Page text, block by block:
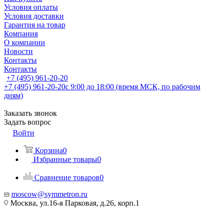
Условия оплаты
Условия доставки
Гарантия на товар
Компания
О компании
Новости
Контакты
Контакты
+7 (495) 961-20-20
+7 (495) 961-20-20с 9:00 до 18:00 (время МСК, по рабочим
дням)
Заказать звонок
Задать вопрос
Войти
Корзина0
Избранные товары0
Сравнение товаров0
moscow@symmetron.ru
Москва, ул.16-я Парковая, д.26, корп.1